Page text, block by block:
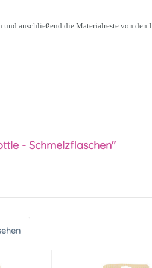
anschließend die Materialreste von
- Schmelzflaschen"